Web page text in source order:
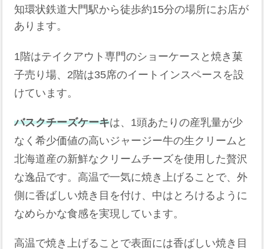
知環状鉄道大門駅から徒歩約15分の場所にお店が
あります。
1階はテイクアウト専門のショーケースと焼き菓
子売り場、2階は35席のイートインスペースを設
けています。
バスクチーズケーキは、1頭あたりの産乳量が少
なく希少価値の高いジャージー牛の生クリームと
北海道産の新鮮なクリームチーズを使用した贅沢
な逸品です。高温で一気に焼き上げることで、外
側に香ばしい焼き目を付け、中はとろけるように
なめらかな食感を実現しています。
高温で焼き上げることで表面には香ばしい焼き目